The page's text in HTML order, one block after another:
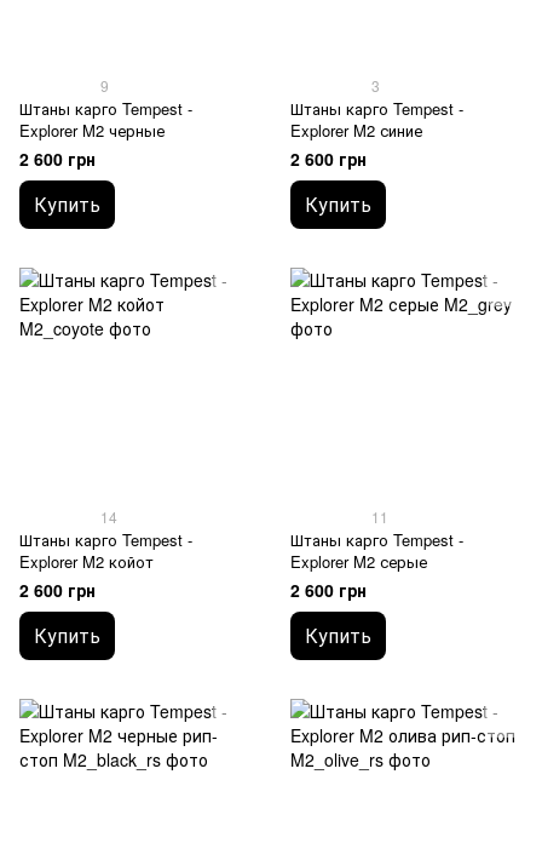
9
Штаны карго Tempest -
Explorer M2 черные
2 600 грн
Купить
3
Штаны карго Tempest -
Explorer M2 синие
2 600 грн
Купить
14
Штаны карго Tempest -
Explorer M2 койот
2 600 грн
Купить
11
Штаны карго Tempest -
Explorer M2 серые
2 600 грн
Купить